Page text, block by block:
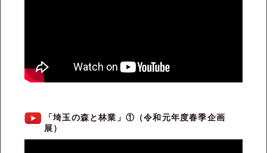
「埼玉の森と林業」①（令和元年度春季企画
展）